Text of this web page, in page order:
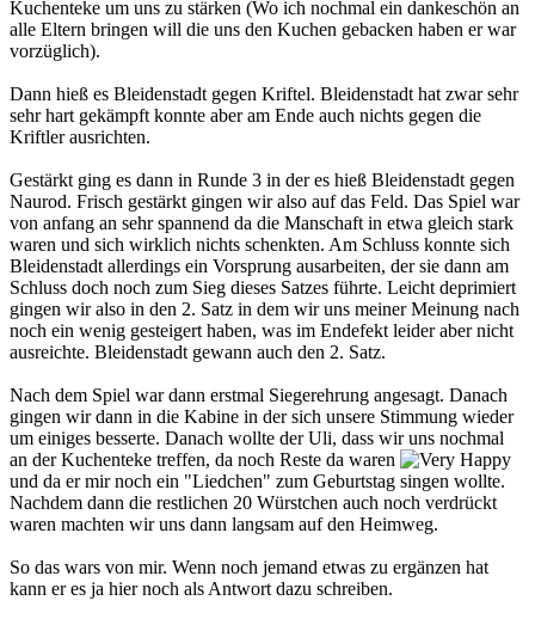
Kuchenteke um uns zu stärken (Wo ich nochmal ein dankeschön an
alle Eltern bringen will die uns den Kuchen gebacken haben er war
vorzüglich).
Dann hieß es Bleidenstadt gegen Kriftel. Bleidenstadt hat zwar sehr
sehr hart gekämpft konnte aber am Ende auch nichts gegen die
Kriftler ausrichten.
Gestärkt ging es dann in Runde 3 in der es hieß Bleidenstadt gegen
Naurod. Frisch gestärkt gingen wir also auf das Feld. Das Spiel war
von anfang an sehr spannend da die Manschaft in etwa gleich stark
waren und sich wirklich nichts schenkten. Am Schluss konnte sich
Bleidenstadt allerdings ein Vorsprung ausarbeiten, der sie dann am
Schluss doch noch zum Sieg dieses Satzes führte. Leicht deprimiert
gingen wir also in den 2. Satz in dem wir uns meiner Meinung nach
noch ein wenig gesteigert haben, was im Endefekt leider aber nicht
ausreichte. Bleidenstadt gewann auch den 2. Satz.
Nach dem Spiel war dann erstmal Siegerehrung angesagt. Danach
gingen wir dann in die Kabine in der sich unsere Stimmung wieder
um einiges besserte. Danach wollte der Uli, dass wir uns nochmal
an der Kuchenteke treffen, da noch Reste da waren
und da er mir noch ein "Liedchen" zum Geburtstag singen wollte.
Nachdem dann die restlichen 20 Würstchen auch noch verdrückt
waren machten wir uns dann langsam auf den Heimweg.
So das wars von mir. Wenn noch jemand etwas zu ergänzen hat
kann er es ja hier noch als Antwort dazu schreiben.